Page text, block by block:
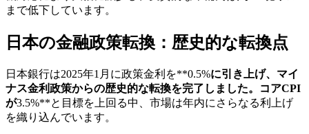
まで低下しています。
日本の金融政策転換：歴史的な転換点
日本銀行は2025年1月に政策金利を**0.5%に引き上げ、マイ
ナス金利政策からの歴史的な転換を完了しました。コアCPI
が3.5%**と目標を上回る中、市場は年内にさらなる利上げ
を織り込んでいます。